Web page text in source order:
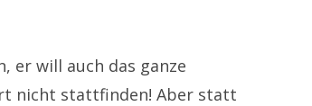
er will auch das ganze
nicht stattfinden! Aber statt